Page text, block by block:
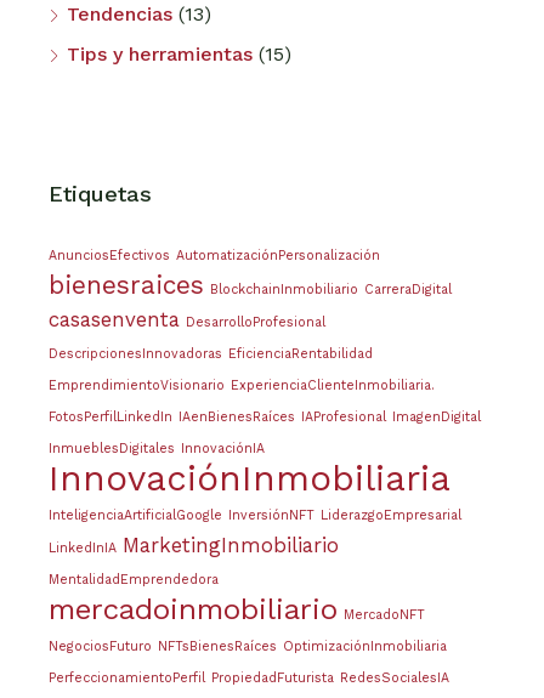
Tendencias (13)
Tips y herramientas (15)
Etiquetas
AnunciosEfectivos AutomatizaciónPersonalización
bienesraices BlockchainInmobiliario CarreraDigital
casasenventa DesarrolloProfesional
DescripcionesInnovadoras EficienciaRentabilidad
EmprendimientoVisionario ExperienciaClienteInmobiliaria.
FotosPerfilLinkedIn IAenBienesRaíces IAProfesional ImagenDigital
InmueblesDigitales InnovaciónIA
InnovaciónInmobiliaria
InteligenciaArtificialGoogle InversiónNFT LiderazgoEmpresarial
LinkedInIA MarketingInmobiliario
MentalidadEmprendedora
mercadoinmobiliario MercadoNFT
NegociosFuturo NFTsBienesRaíces OptimizaciónInmobiliaria
PerfeccionamientoPerfil PropiedadFuturista RedesSocialesIA